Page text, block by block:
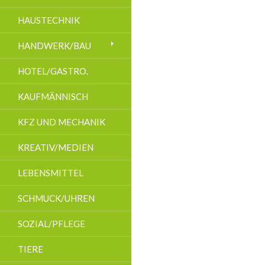
HAUSTECHNIK
HANDWERK/BAU
HOTEL/GASTRO.
KAUFMÄNNISCH
KFZ UND MECHANIK
KREATIV/MEDIEN
LEBENSMITTEL
SCHMUCK/UHREN
SOZIAL/PFLEGE
TIERE